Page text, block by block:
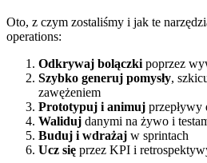
Oto, z czym zostaliśmy i jak te
operations:
Odkrywaj bolączkipoprzez
Szybko generuj pomysły,
zawężeniem
Prototypuj i animuj
Waliduj danymi na żywo i
Buduj i wdrażaj w sprintach
Ucz się przez KPI i